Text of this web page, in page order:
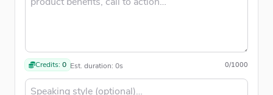
Credits: 0 Est. duration: 0s 0/1000